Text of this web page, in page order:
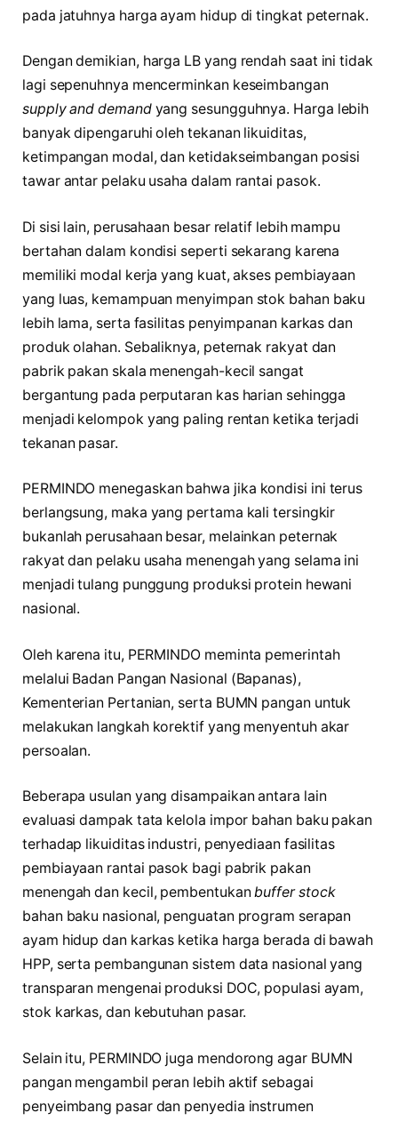
pada jatuhnya harga ayam hidup di tingkat peternak.
Dengan demikian, harga LB yang rendah saat ini tidak
lagi sepenuhnya mencerminkan keseimbangan
supply and demandyang sesungguhnya. Harga lebih
banyak dipengaruhi oleh tekanan likuiditas,
ketimpangan modal, dan ketidakseimbangan posisi
tawar antar pelaku usaha dalam rantai pasok.
Di sisi lain, perusahaan besar relatif lebih mampu
bertahan dalam kondisi seperti sekarang karena
memiliki modal kerja yang kuat, akses pembiayaan
yang luas, kemampuan menyimpan stok bahan baku
lebih lama, serta fasilitas penyimpanan karkas dan
produk olahan. Sebaliknya, peternak rakyat dan
pabrik pakan skala menengah-kecil sangat
bergantung pada perputaran kas harian sehingga
menjadi kelompok yang paling rentan ketika terjadi
tekanan pasar.
PERMINDO menegaskan bahwa jika kondisi ini terus
berlangsung, maka yang pertama kali tersingkir
bukanlah perusahaan besar, melainkan peternak
rakyat dan pelaku usaha menengah yang selama ini
menjadi tulang punggung produksi protein hewani
nasional.
Oleh karena itu, PERMINDO meminta pemerintah
melalui Badan Pangan Nasional (Bapanas),
Kementerian Pertanian, serta BUMN pangan untuk
melakukan langkah korektif yang menyentuh akar
persoalan.
Beberapa usulan yang disampaikan antara lain
evaluasi dampak tata kelola impor bahan baku pakan
terhadap likuiditas industri, penyediaan fasilitas
pembiayaan rantai pasok bagi pabrik pakan
menengah dan kecil, pembentukanbuffer stock
bahan baku nasional, penguatan program serapan
ayam hidup dan karkas ketika harga berada di bawah
HPP, serta pembangunan sistem data nasional yang
transparan mengenai produksi DOC, populasi ayam,
stok karkas, dan kebutuhan pasar.
Selain itu, PERMINDO juga mendorong agar BUMN
pangan mengambil peran lebih aktif sebagai
penyeimbang pasar dan penyedia instrumen